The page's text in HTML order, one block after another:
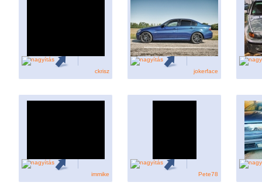
ckrisz jokerface
immike Pete78